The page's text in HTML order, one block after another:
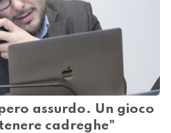
assurdo. Un gioco
cadreghe"